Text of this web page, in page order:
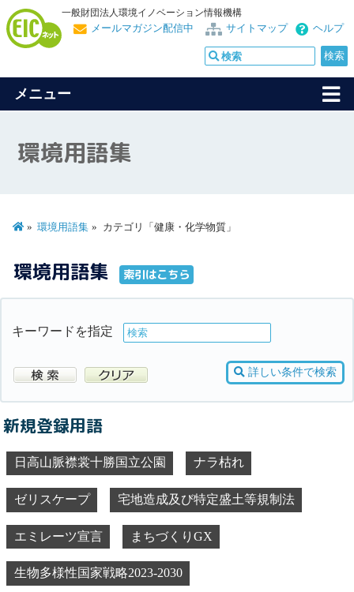
一般財団法人環境イノベーション情報機構
ヘルプ
サイトマップ
メールマガジン配信中
メニュー
環境用語集
環境用語集 カテゴリ「健康・化学物質」
環境用語集 索引はこちら
キーワードを指定
詳しい条件で検索
新規登録用語
日高山脈襟裳十勝国立公園 ナラ枯れ
ゼリスケープ 宅地造成及び特定盛土等規制法
エミレーツ宣言 まちづくりGX
生物多様性国家戦略2023-2030